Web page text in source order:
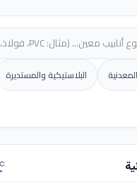
المعدنية البلاستيكية والمستديرة